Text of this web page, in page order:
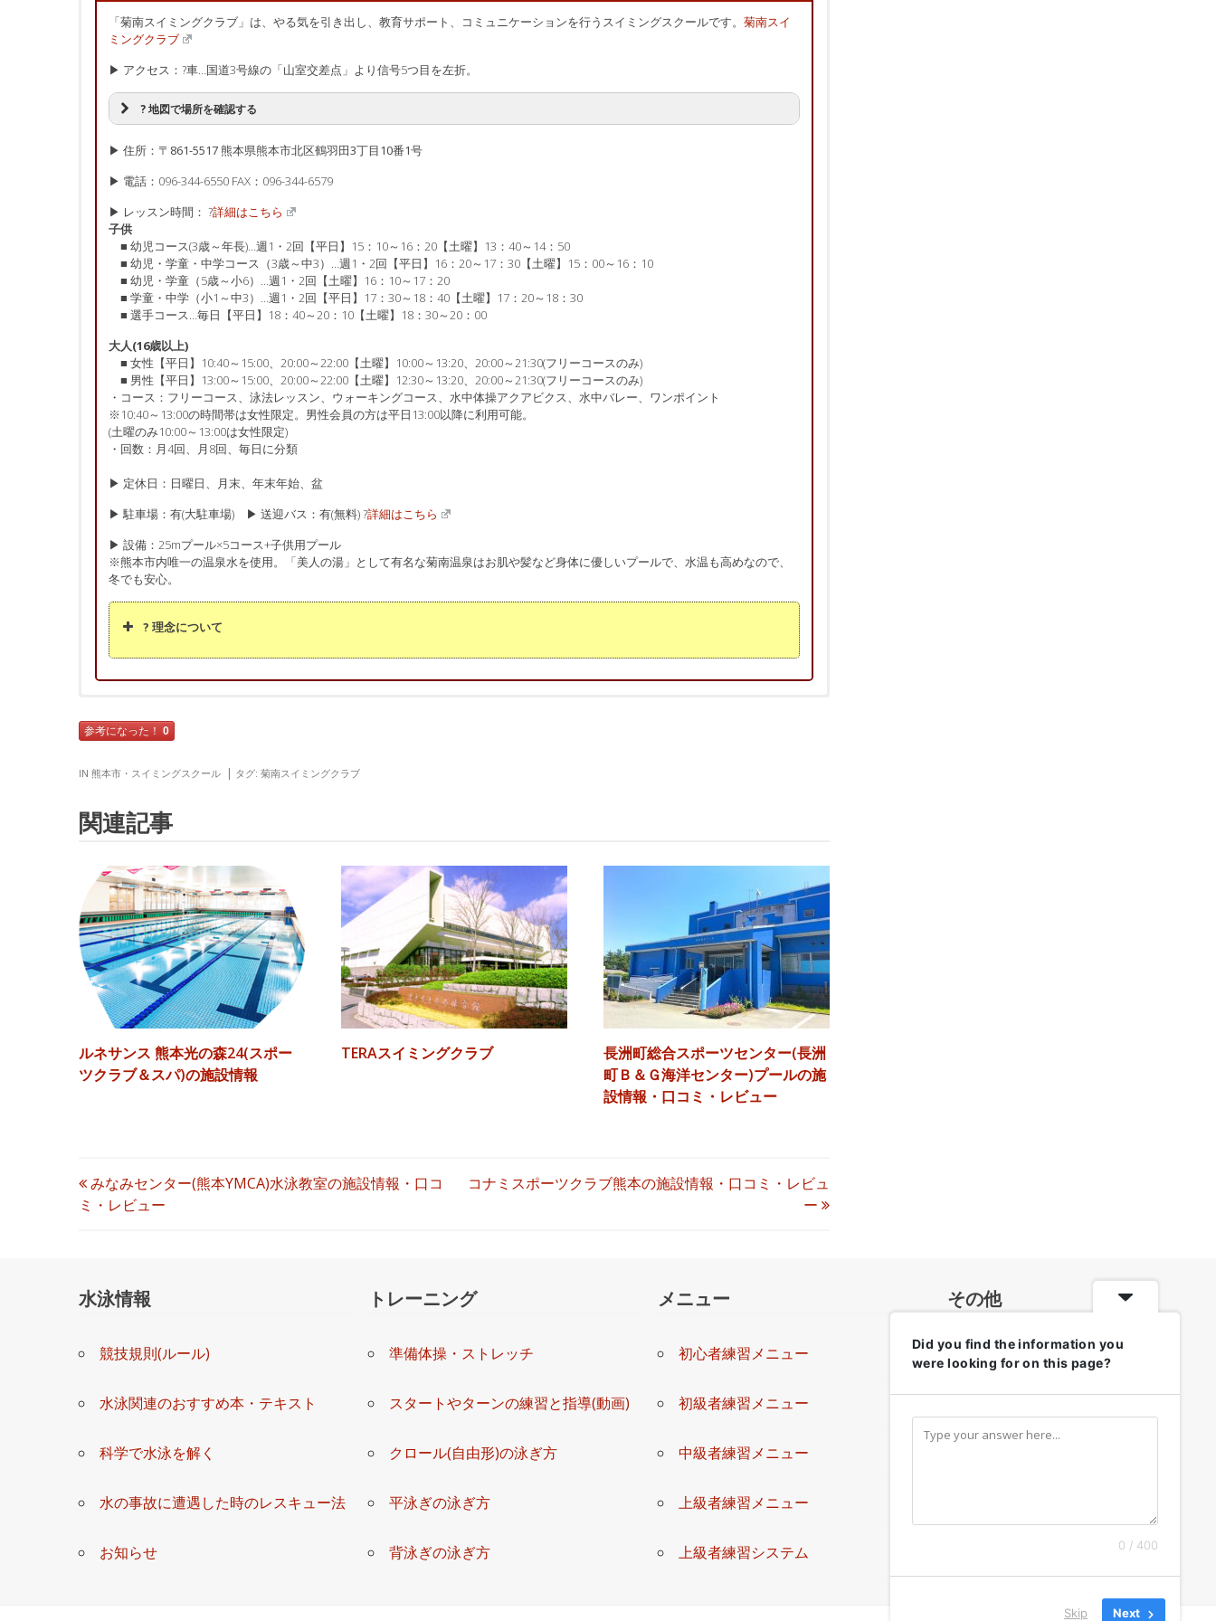
「菊南スイミングクラブ」は、やる気を引き出し、教育サポート、コミュニケーションを行うスイミングスクールです。 菊南スイ
ミングクラブ
▶ アクセス：?車…国道3号線の「山室交差点」より信号5つ目を左折。
? 地図で場所を確認する
▶ 住所：〒861-5517 熊本県熊本市北区鶴羽田3丁目10番1号
▶ 電話：096-344-6550 FAX：096-344-6579
▶ レッスン時間： ?詳細はこちら
子供
■ 幼児コース(3歳～年長)…週1・2回【平日】15：10～16：20【土曜】13：40～14：50
■ 幼児・学童・中学コース（3歳～中3）…週1・2回【平日】16：20～17：30【土曜】15：00～16：10
■ 幼児・学童（5歳～小6）…週1・2回【土曜】16：10～17：20
■ 学童・中学（小1～中3）…週1・2回【平日】17：30～18：40【土曜】17：20～18：30
■ 選手コース…毎日【平日】18：40～20：10【土曜】18：30～20：00
大人(16歳以上)
■ 女性【平日】10:40～15:00、20:00～22:00【土曜】10:00～13:20、20:00～21:30(フリーコースのみ)
■ 男性【平日】13:00～15:00、20:00～22:00【土曜】12:30～13:20、20:00～21:30(フリーコースのみ)
・コース：フリーコース、泳法レッスン、ウォーキングコース、水中体操アクアビクス、水中バレー、ワンポイント
※10:40～13:00の時間帯は女性限定。男性会員の方は平日13:00以降に利用可能。
(土曜のみ10:00～13:00は女性限定)
・回数：月4回、月8回、毎日に分類
▶ 定休日：日曜日、月末、年末年始、盆
▶ 駐車場：有(大駐車場) ▶ 送迎バス：有(無料) ?詳細はこちら
▶ 設備：25mプール×5コース+子供用プール
※熊本市内唯一の温泉水を使用。「美人の湯」として有名な菊南温泉はお肌や髪など身体に優しいプールで、水温も高めなので、
冬でも安心。
? 理念について
お子さんへ
大人の方へ
会員様とコーチはもちろん、会員様同士の親睦も大切にしています。
? 総合評価：★★★★★
娘が通っています。基礎から始めて今はバタフライを習っています。毎月のイベントもあり、異学年や他小学校のお友達も増えました。
同じ曜日に行くと決まった先生から指導してもらえる為、子供も楽しく通うことができます。保護者も二階の観覧席から観ることができ
先生1人に対して生徒の数は10人以上います。
レベルによってわけて練習しています。幼児の時間と学童の時間と分けてあります。
体力や技能の向上について、進級テストの中身を明確にして努力しやすい形を作ってくれます。
?参考になった0
▶指 導：★★★★★ ▶料 金：★★★★★ ▶設 備：★★★★★ ▶混 雑：★★★★☆ ▶立 地：★★★★☆
? 女性より
? 総合評価：★★★★★
? 2016年11月投稿
コーチは無理強いすることなく、子どものペースに合わせて指導されます。先生が何事も一生懸命で、はきはきされていて気持ちが良
授業も和やかな雰囲気で、出来るととても褒めてくださるので、子どももニコニコと楽しそうに通っています。
子供達も元気がよく、自由時間にはコーチとよく遊んでいます。
? 女性より
? 総合評価：
? 2013年5月投稿
プールが5コースしかないのが、少し残念かなと。。。
任意お名前(ハンドルネーム)
必須投稿者性別
男性
女性
必須評価をして下さい(5段階)
総 合 ▶
混 雑 ▶
指 導 ▶
料 金 ▶
必須 ◀ご記載内容でよろしければチェックを入力し、送信ボタンを押して下さい。送信前の確認ページはありません。
参考になった！ 0
IN 熊本市 ・ スイミングスクール タグ: 菊南スイミングクラブ
関連記事
ルネサンス 熊本光の森24(スポー
ツクラブ＆スパ)の施設情報
TERAスイミングクラブ
長洲町総合スポーツセンター(長洲
町Ｂ＆Ｇ海洋センター)プールの施
設情報・口コミ・レビュー
投
ビ
ゲ
シ
ョ
ン
みなみセンター(熊本YMCA)水泳教室の施設情報・口コ
ミ・レビュー
コナミスポーツクラブ熊本の施設情報・口コミ・レビュ
ー
水泳情報
競技規則(ルール)
水泳関連のおすすめ本・テキスト
科学で水泳を解く
水の事故に遭遇した時のレスキュー法
お知らせ
トレーニング
準備体操・ストレッチ
スタートやターンの練習と指導(動画)
クロール(自由形)の泳ぎ方
平泳ぎの泳ぎ方
背泳ぎの泳ぎ方
メニュー
初心者練習メニュー
初級者練習メニュー
中級者練習メニュー
上級者練習メニュー
上級者練習システム
その他
各地のお天気・防災情報
Did you find the information you
were looking for on this page?
0 / 400
Skip Next